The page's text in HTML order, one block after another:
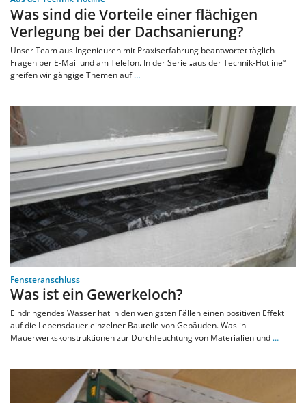
Was sind die Vorteile einer flächigen
Verlegung bei der Dachsanierung?
Unser Team aus Ingenieuren mit Praxiserfahrung beantwortet täglich
Fragen per E-Mail und am Telefon. In der Serie „aus der Technik-Hotline“
greifen wir gängige Themen auf…
Fensteranschluss
Was ist ein Gewerkeloch?
Eindringendes Wasser hat in den wenigsten Fällen einen positiven Effekt
auf die Lebensdauer einzelner Bauteile von Gebäuden. Was in
Mauerwerkskonstruktionen zur Durchfeuchtung von Materialien und …